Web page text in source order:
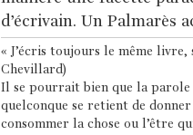
d’écrivain. Un Palmarès
« J’écris toujours le même
Chevillard)
Il se pourrait bien que la parole
quelconque se retient de
consommer la chose ou l’être